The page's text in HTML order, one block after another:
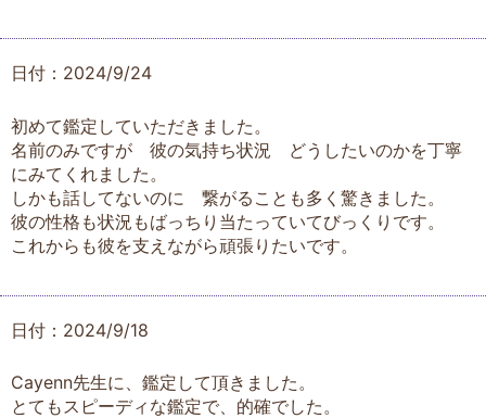
日付：2024/9/24
初めて鑑定していただきました。
名前のみですが 彼の気持ち状況 どうしたいのかを丁寧
にみてくれました。
しかも話してないのに 繋がることも多く驚きました。
彼の性格も状況もばっちり当たっていてびっくりです。
これからも彼を支えながら頑張りたいです。
日付：2024/9/18
Cayenn先生に、鑑定して頂きました。
とてもスピーディな鑑定で、的確でした。